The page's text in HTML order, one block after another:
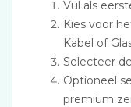
Vul als
Kies voor
Kabel of
Selecteer
Optioneel
premium